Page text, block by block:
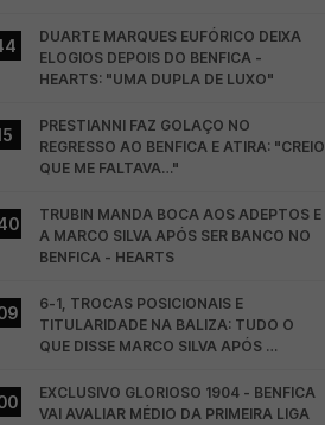
DUARTE MARQUES EUFÓRICO DEIXA
ELOGIOS DEPOIS DO BENFICA -
HEARTS: "UMA DUPLA DE LUXO"
PRESTIANNI FAZ GOLAÇO NO
REGRESSO AO BENFICA E ATIRA: "CREIO
QUE ME FALTAVA…"
TRUBIN MANDA BOCA AOS ADEPTOS E
A MARCO SILVA APÓS SER BANCO NO
BENFICA - HEARTS
6-1, TROCAS POSICIONAIS E
TITULARIDADE NA BALIZA: TUDO O
QUE DISSE MARCO SILVA APÓS
EXCLUSIVO GLORIOSO 1904 - BENFICA
VAI AVALIAR MÉDIO DA PRIMEIRA LIGA